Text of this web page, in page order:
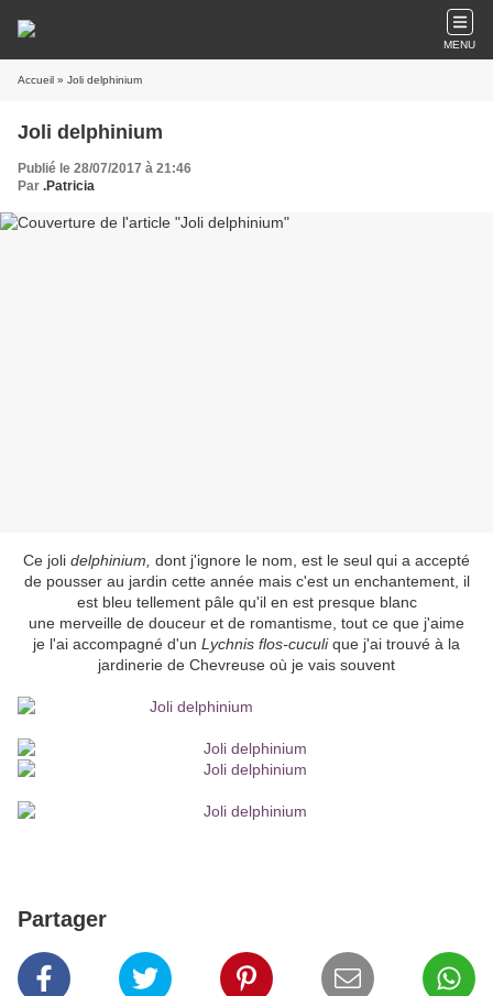
MENU
Accueil » Joli delphinium
Joli delphinium
Publié le 28/07/2017 à 21:46
Par .Patricia
Ce joli delphinium, dont j'ignore le nom, est le seul qui a accepté
de pousser au jardin cette année mais c'est un enchantement, il
est bleu tellement pâle qu'il en est presque blanc
une merveille de douceur et de romantisme, tout ce que j'aime
je l'ai accompagné d'un Lychnis flos-cuculique j'ai trouvé à la
jardinerie de Chevreuse où je vais souvent
Partager